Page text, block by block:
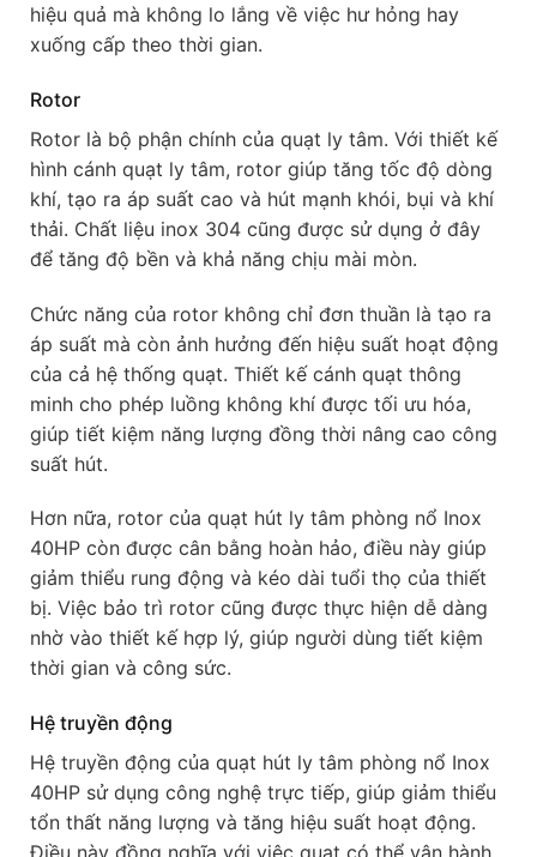
hiệu quả mà không lo lắng về việc hư hỏng hay
xuống cấp theo thời gian.
Rotor
Rotor là bộ phận chính của quạt ly tâm. Với thiết kế
hình cánh quạt ly tâm, rotor giúp tăng tốc độ dòng
khí, tạo ra áp suất cao và hút mạnh khói, bụi và khí
thải. Chất liệu inox 304 cũng được sử dụng ở đây
để tăng độ bền và khả năng chịu mài mòn.
Chức năng của rotor không chỉ đơn thuần là tạo ra
áp suất mà còn ảnh hưởng đến hiệu suất hoạt động
của cả hệ thống quạt. Thiết kế cánh quạt thông
minh cho phép luồng không khí được tối ưu hóa,
giúp tiết kiệm năng lượng đồng thời nâng cao công
suất hút.
Hơn nữa, rotor của quạt hút ly tâm phòng nổ Inox
40HP còn được cân bằng hoàn hảo, điều này giúp
giảm thiểu rung động và kéo dài tuổi thọ của thiết
bị. Việc bảo trì rotor cũng được thực hiện dễ dàng
nhờ vào thiết kế hợp lý, giúp người dùng tiết kiệm
thời gian và công sức.
Hệ truyền động
Hệ truyền động của quạt hút ly tâm phòng nổ Inox
40HP sử dụng công nghệ trực tiếp, giúp giảm thiểu
tổn thất năng lượng và tăng hiệu suất hoạt động.